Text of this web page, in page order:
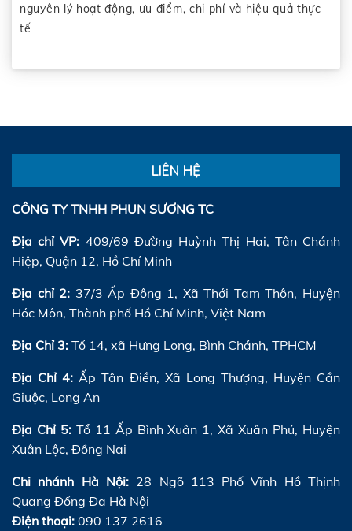
nguyên lý hoạt động, ưu điểm, chi phí và hiệu quả thực
tế
LIÊN HỆ
CÔNG TY TNHH PHUN SƯƠNG TC
Địa chỉ VP: 409/69 Đường Huỳnh Thị Hai, Tân Chánh
Hiệp, Quận 12, Hồ Chí Minh
Địa chỉ 2: 37/3 Ấp Đông 1, Xã Thới Tam Thôn, Huyện
Hóc Môn, Thành phố Hồ Chí Minh, Việt Nam
Địa Chỉ 3: Tổ 14, xã Hưng Long, Bình Chánh, TPHCM
Địa Chỉ 4: Ấp Tân Điền, Xã Long Thượng, Huyện Cần
Giuộc, Long An
Địa Chỉ 5:Tổ 11 Ấp Bình Xuân 1, Xã Xuân Phú, Huyện
Xuân Lộc, Đồng Nai
Chi nhánh Hà Nội: 28 Ngõ 113 Phố Vĩnh Hồ Thịnh
Quang Đống Đa Hà Nội
Điện thoại: 090 137 2616